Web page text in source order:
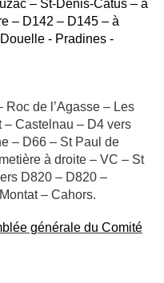
– St-Denis-Catus – à
– D142 – D145 – à
- Pradines -
de l’Agasse – Les
– Castelnau – D4 vers
– D66 – St Paul de
à droite – VC – St
D820 – D820 –
– Cahors.
générale du Comité